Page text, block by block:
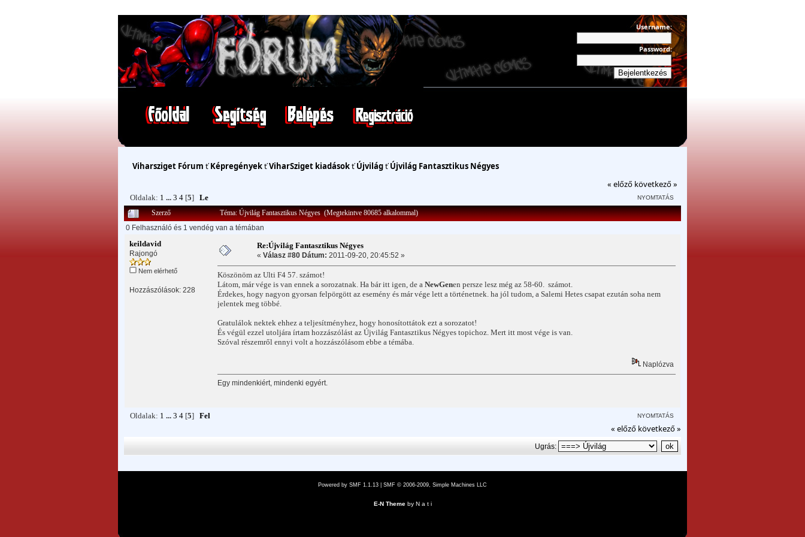
Username:
Password:
Viharsziget Fórum ťKépregényekťViharSziget kiadásokťÚjvilágťÚjvilág Fantasztikus Négyes
Oldalak: 1 ... 3 4 [5] Le
« előző következő »
NYOMTATÁS
Szerző
Téma: Újvilág Fantasztikus Négyes (Megtekintve 80685 alkalommal)
0 Felhasználó és 1 vendég van a témában
keildavid
Rajongó
Nem elérhető
Hozzászólások: 228
Re:Újvilág Fantasztikus Négyes
« Válasz #80 Dátum: 2011-09-20, 20:45:52 »
Köszönöm az Ulti F4 57. számot!
Látom, már vége is van ennek a sorozatnak. Ha bár itt igen, de a NewGenen persze lesz még az 58-60. számot.
Érdekes, hogy nagyon gyorsan felpörgött az esemény és már vége lett a történetnek. ha jól tudom, a Salemi Hetes csapat ezután soha nem
jelentek meg többé.
Gratulálok nektek ehhez a teljesítményhez, hogy honosítottátok ezt a sorozatot!
És végül ezzel utoljára írtam hozzászólást az Újvilág Fantasztikus Négyes topichoz. Mert itt most vége is van.
Szóval részemről ennyi volt a hozzászólásom ebbe a témába.
Naplózva
Egy mindenkiért, mindenki egyért.
Oldalak: 1 ... 3 4 [5] Fel NYOMTATÁS
« előző következő »
Ugrás:
Powered by SMF 1.1.13 SMF © 2006-2009, Simple Machines LLC
E-N Themeby N a t i